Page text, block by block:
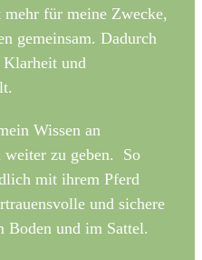
für meine Zwecke,
gemeinsam. Dadurch
Klarheit und
Wissen an
weiter zu geben. So
mit ihrem Pferd
und sichere
Boden und im Sattel.